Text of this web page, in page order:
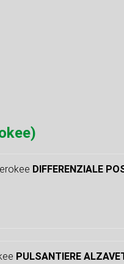
DIFFERENZIALE
PULSANTIERE